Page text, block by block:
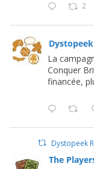
2
Dystopeek
La
Conquer
financée,
Dystopeek
The